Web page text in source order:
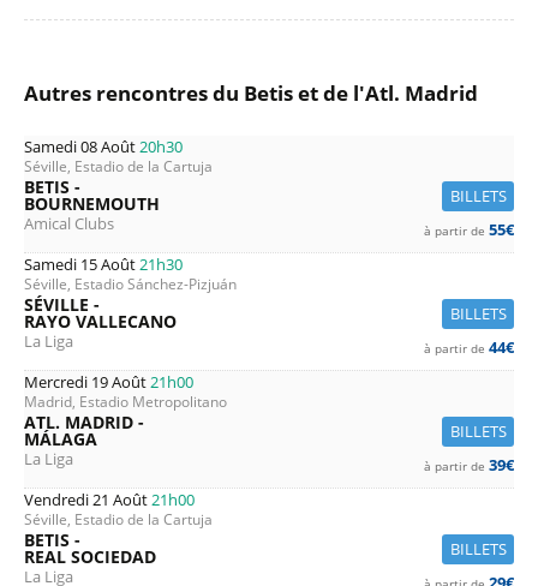
Autres rencontres du Betis et de l'Atl. Madrid
Samedi 08 Août20h30
Séville, Estadio de la Cartuja
BILLETS
BETIS -
BOURNEMOUTH
Amical Clubs à partir de 55€
Samedi 15 Août21h30
Séville, Estadio Sánchez-Pizjuán
BILLETS
SÉVILLE -
RAYO VALLECANO
La Liga à partir de 44€
Mercredi 19 Août21h00
Madrid, Estadio Metropolitano
BILLETS
ATL. MADRID -
MÁLAGA
La Liga à partir de 39€
Vendredi 21 Août21h00
Séville, Estadio de la Cartuja
BILLETS
BETIS -
REAL SOCIEDAD
La Liga